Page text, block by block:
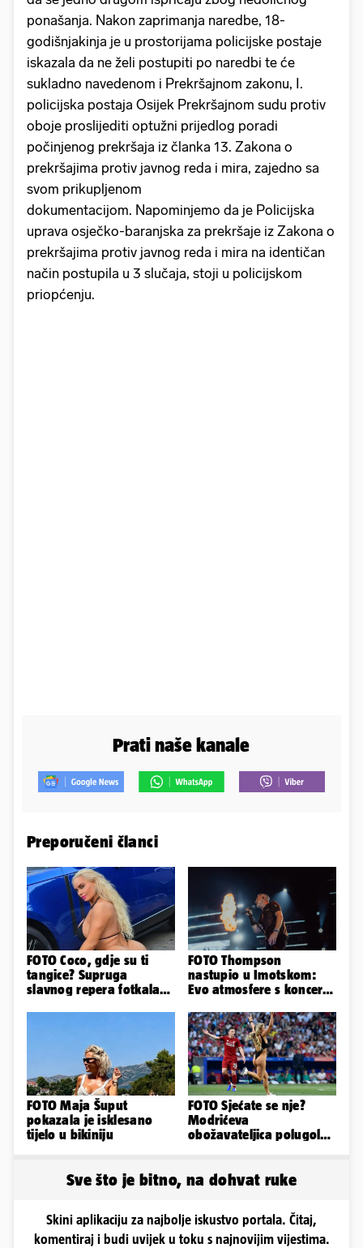
ponašanja. Nakon zaprimanja naredbe, 18-
godišnjakinja je u prostorijama policijske postaje
iskazala da ne želi postupiti po naredbi te će
sukladno navedenom i Prekršajnom zakonu, I.
policijska postaja Osijek Prekršajnom sudu protiv
oboje proslijediti optužni prijedlog poradi
počinjenog prekršaja iz članka 13. Zakona o
prekršajima protiv javnog reda i mira, zajedno sa
svom prikupljenom
dokumentacijom. Napominjemo da je Policijska
uprava osječko-baranjska za prekršaje iz Zakona o
prekršajima protiv javnog reda i mira na identičan
način postupila u 3 slučaja, stoji u policijskom
priopćenju.
Prati naše kanale
Preporučeni članci
FOTO Coco, gdje su ti
tangice? Supruga
slavnog repera fotkala
FOTO Thompson
nastupio u Imotskom:
Evo atmosfere s koncerta
FOTO Maja Šuput
pokazala je isklesano
tijelo u bikiniju
FOTO Sjećate se nje?
Modrićeva
obožavateljica polugola
Sve što je bitno, na dohvat ruke
Skini aplikaciju za najbolje iskustvo portala. Čitaj,
komentiraj i budi uvijek u toku s najnovijim vijestima.